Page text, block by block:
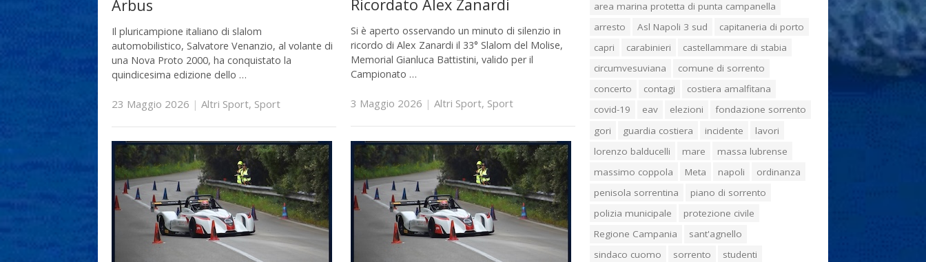
Arbus
Il pluricampione italiano di slalom
automobilistico, Salvatore Venanzio, al volante di
una Nova Proto 2000, ha conquistato la
quindicesima edizione dello …
23 Maggio 2026 | Altri Sport, Sport
Ricordato Alex Zanardi
Si è aperto osservando un minuto di silenzio in
ricordo di Alex Zanardi il 33° Slalom del Molise,
Memorial Gianluca Battistini, valido per il
Campionato …
3 Maggio 2026 | Altri Sport, Sport
area marina protetta di punta campanella
arresto
Asl Napoli 3 sud
capitaneria di porto
capri
carabinieri
castellammare di stabia
circumvesuviana
comune di sorrento
concerto
contagi
costiera amalfitana
covid-19
eav elezioni
fondazione sorrento
gori
guardia costiera incidente
lavori
lorenzo balducelli
mare
massa lubrense
massimo coppola
Meta napoli
ordinanza
penisola sorrentina
piano di sorrento
polizia municipale
protezione civile
Regione Campania
sant'agnello
sindaco cuomo
sorrento
studenti